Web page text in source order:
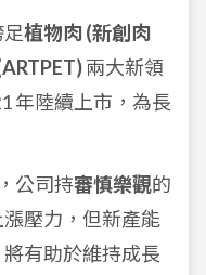
植物肉 (新創肉
兩大新領
年陸續上市，為長
公司持審慎樂觀的
壓力，但新產能
有助於維持成長